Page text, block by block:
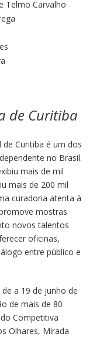
Telmo Carvalho
de Curitiba
de Curitiba é um dos
no Brasil.
mais de mil
mais de 200 mil
curadoria atenta à
mostras
novos talentos
oficinas,
entre público e
a 19 de junho de
de mais de 80
Competitiva
Olhares, Mirada